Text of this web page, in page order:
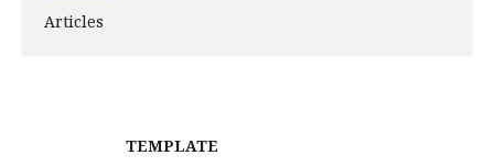
Articles
TEMPLATE